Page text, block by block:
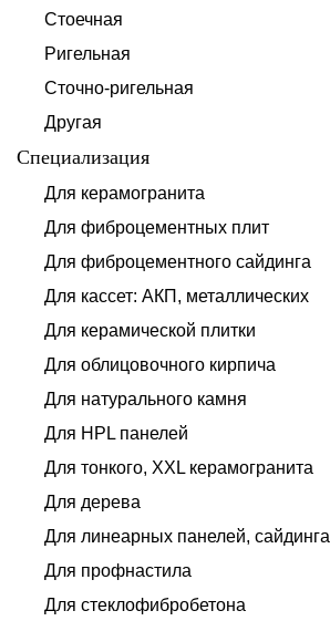
Стоечная
Ригельная
Сточно-ригельная
Другая
Специализация
Для керамогранита
Для фиброцементных плит
Для фиброцементного сайдинга
Для кассет: АКП, металлических
Для керамической плитки
Для облицовочного кирпича
Для натурального камня
Для HPL панелей
Для тонкого, XXL керамогранита
Для дерева
Для линеарных панелей, сайдинга
Для профнастила
Для стеклофибробетона